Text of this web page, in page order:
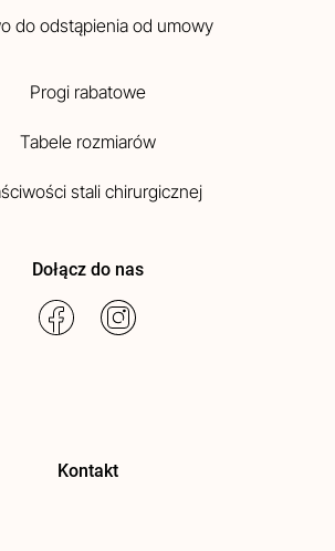
do odstąpienia od umowy
Progi rabatowe
Tabele rozmiarów
stali chirurgicznej
Dołącz do nas
Kontakt